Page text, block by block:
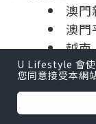
澳門
澳門
越南
有水
唔想
咁金池桑拿
U Lifestyle 會
您同意接受本網